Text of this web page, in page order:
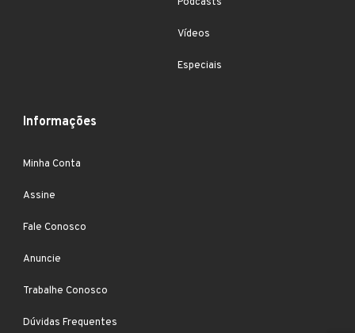
Podcasts
Vídeos
Especiais
Informações
Minha Conta
Assine
Fale Conosco
Anuncie
Trabalhe Conosco
Dúvidas Frequentes